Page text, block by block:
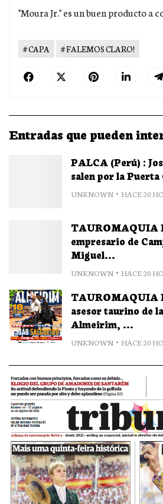
"Moura Jr." es un buen producto a
CAPA FALEMOS CLARO!
Entradas que pueden
PALCA (Perú) :
salen por la Puerta
UNKNOWN HACE 20
TAUROMAQUIA
empresario de
Miguel...
UNKNOWN HACE 20
TAUROMAQUIA
asesor taurino de
Almeirim, ...
UNKNOWN HACE 20